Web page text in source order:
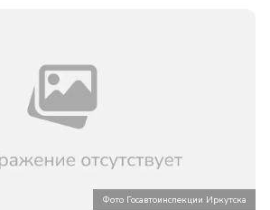
Фото Госавтоинспекции Иркутска